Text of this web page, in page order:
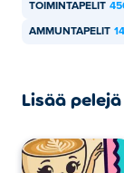
TOIMINTAPELIT
AMMUNTAPELIT
Lisää